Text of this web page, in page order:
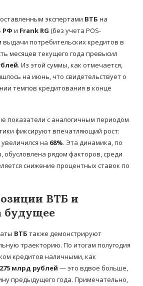
экспертами ВТБ на
РФ и Frank RG (без учета POS-
потребительских кредитов в
месяцев текущего года превысил
. Из этой суммы, как отмечается,
на июнь, что свидетельствует о
темпов кредитования в конце
показатели с аналогичным периодом
фиксируют впечатляющий рост:
на 68%. Эта динамика, по
обусловлена рядом факторов, среди
снижение процентных ставок по
ВТБ и
будущее
ВТБ также демонстрируют
траекторию. По итогам полугодия
кредитов наличными, как
275 млрд рублей — это вдвое больше,
предыдущего года. Примечательно,